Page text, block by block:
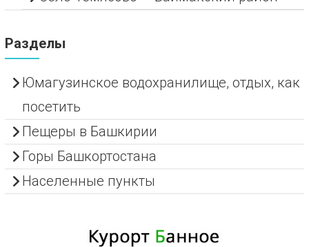
Разделы
Юмагузинское водохранилище, отдых, как
посетить
Пещеры в Башкирии
Горы Башкортостана
Населенные пункты